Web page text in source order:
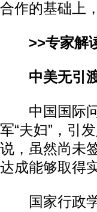
合作的基础上
>>专家解
中美无引渡
中国国际问
军“夫妇”，引
说，虽然尚未
达成能够取得
国家行政学